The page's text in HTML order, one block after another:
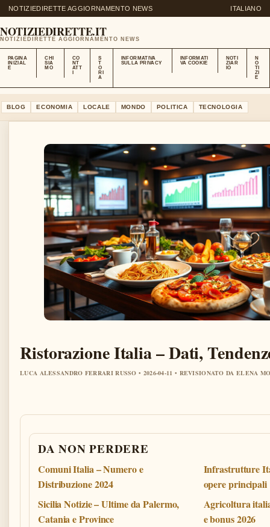
NOTIZIEDIRETTE AGGIORNAMENTO NEWS ITALIANO
NOTIZIEDIRETTE.IT
NOTIZIEDIRETTE AGGIORNAMENTO NEWS
PAGINA
INIZIAL
E
CHI
SIA
MO
CO
NT
ATT
S
T
O
RI
A
INFORMATIVA
SULLA PRIVACY
INFORMATI
VA COOKIE
NOTI
ZIAR
IO
N
O
TI
ZI
E
BLOG ECONOMIA LOCALE MONDO POLITICA TECNOLOGIA
Ristorazione Italia – Dati,
LUCA ALESSANDRO FERRARI RUSSO • 2026-04-11 • REVISIONATO DA ELENA
DA NON PERDERE
Comuni Italia – Numero e
Distribuzione 2024
Infrastrutture
opere principali
Sicilia Notizie – Ultime da Palermo,
Catania e Province
Agricoltura
e bonus 2026